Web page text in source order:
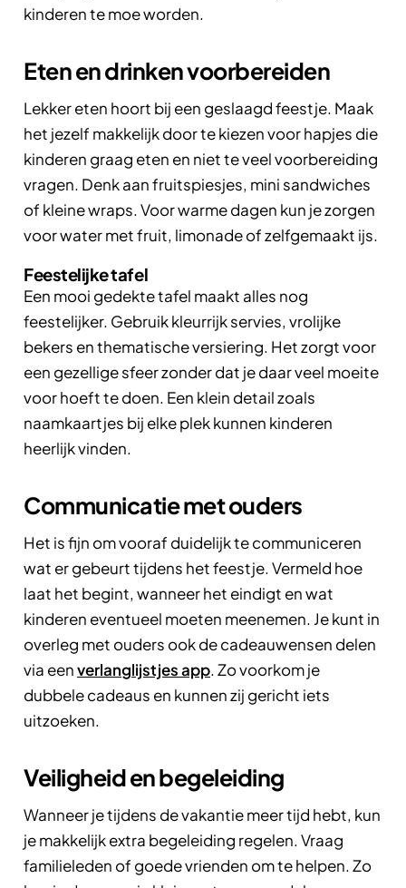
kinderen te moe worden.
Eten en drinken voorbereiden
Lekker eten hoort bij een geslaagd feestje. Maak
het jezelf makkelijk door te kiezen voor hapjes die
kinderen graag eten en niet te veel voorbereiding
vragen. Denk aan fruitspiesjes, mini sandwiches
of kleine wraps. Voor warme dagen kun je zorgen
voor water met fruit, limonade of zelfgemaakt ijs.
Feestelijke tafel
Een mooi gedekte tafel maakt alles nog
feestelijker. Gebruik kleurrijk servies, vrolijke
bekers en thematische versiering. Het zorgt voor
een gezellige sfeer zonder dat je daar veel moeite
voor hoeft te doen. Een klein detail zoals
naamkaartjes bij elke plek kunnen kinderen
heerlijk vinden.
Communicatie met ouders
Het is fijn om vooraf duidelijk te communiceren
wat er gebeurt tijdens het feestje. Vermeld hoe
laat het begint, wanneer het eindigt en wat
kinderen eventueel moeten meenemen. Je kunt in
overleg met ouders ook de cadeauwensen delen
via eenverlanglijstjes app. Zo voorkom je
dubbele cadeaus en kunnen zij gericht iets
uitzoeken.
Veiligheid en begeleiding
Wanneer je tijdens de vakantie meer tijd hebt, kun
je makkelijk extra begeleiding regelen. Vraag
familieleden of goede vrienden om te helpen. Zo